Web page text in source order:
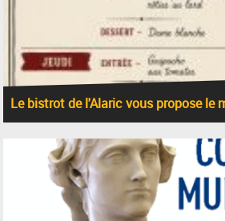
Le bistrot de l'Alaric vous propose le